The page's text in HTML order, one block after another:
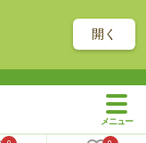
開く